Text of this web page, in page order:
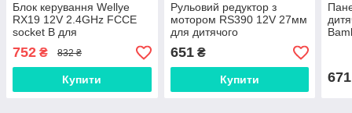
Блок керування Wellye
RX19 12V 2.4GHz FCCE
socket B для
повнопривідного дитячого
електромобіля М 3454
752 ₴ 832 ₴
Купити
Рульовий редуктор з
мотором RS390 12V 27мм
для дитячого
651₴
Купити 671